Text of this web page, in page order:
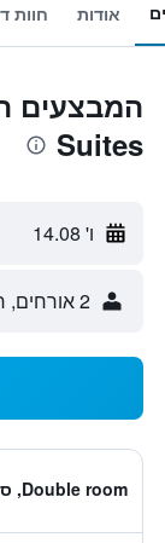
אודות חוות
Suites
ו' 14.08
2 אורחים, חדר 1
Double room, סוג המיטה לא ידוע